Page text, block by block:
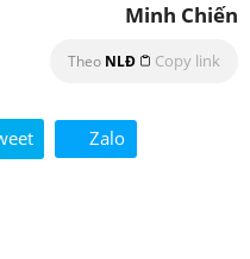
Minh Chiến
Theo NLĐ Copy link
Zalo